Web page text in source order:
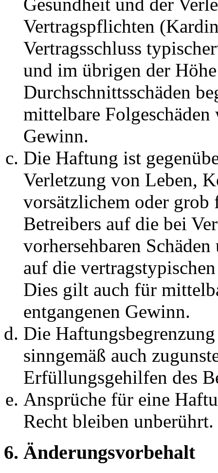
Vertragspflichten
Vertragsschluss
und im übrigen der
Durchschnittsschäden
mittelbare Folgeschäden
Gewinn.
Die Haftung ist
Verletzung von Leben,
vorsätzlichem oder grob
Betreibers auf die bei
vorhersehbaren
auf die
Dies gilt auch für
entgangenen Gewinn.
Die
sinngemäß auch
Erfüllungsgehilfen des
Ansprüche für eine
Recht bleiben unberührt.
6. Änderungsvorbehalt